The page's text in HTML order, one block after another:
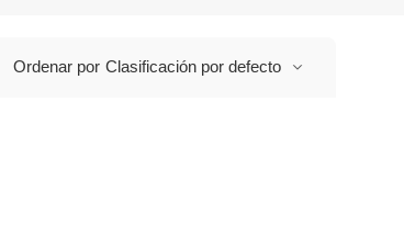
Ordenar por Clasificación por defecto